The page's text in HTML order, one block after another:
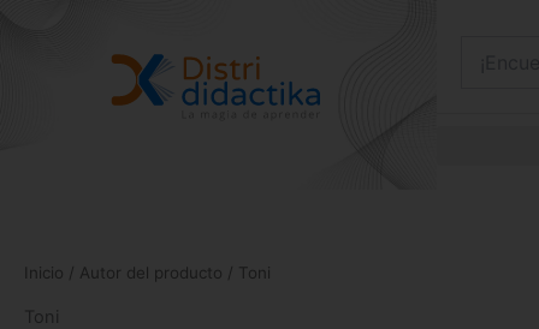
Inicio / Autor del producto / Toni
Toni